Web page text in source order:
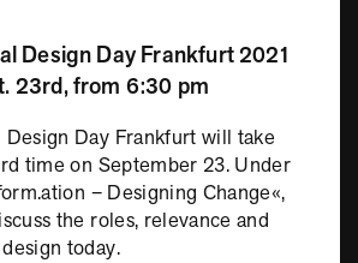
Design Day Frankfurt 2021
23rd, from 6:30 pm
Day Frankfurt will take
time on September 23. Under
– Designing Change«,
the roles, relevance and
today.